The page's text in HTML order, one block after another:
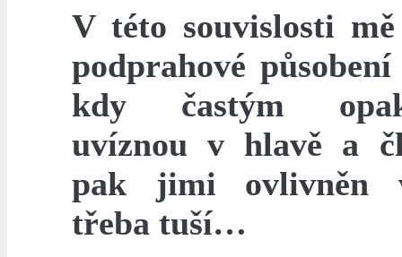
V této souvislosti
podprahové
kdy častým
uvíznou v hlavě a
pak jimi ovlivněn
třeba tuší…